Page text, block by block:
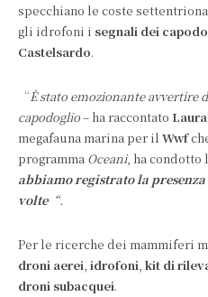
specchiano le coste
gli idrofoni i segnali dei
Castelsardo.
“È stato emozionante
capodoglio– ha raccontato
megafauna marina per il Wwf
programma Oceani, ha condotto
abbiamo registrato la presenza
volte“.
Per le ricerche dei mammiferi
droni aerei, idrofoni, kit di
droni subacquei.